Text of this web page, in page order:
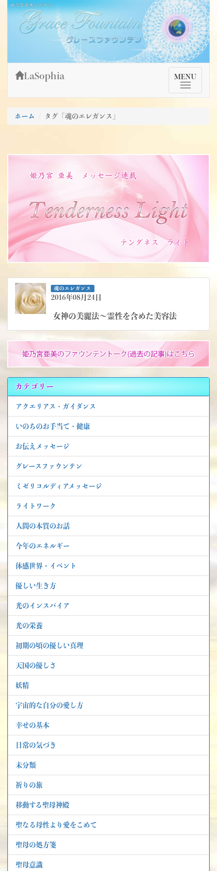
Skip
content
姫乃宮亜美公式サイト～Grace Fountain～
グレースファウンテン
TMenu
MENU
LaSophia
ホーム タグ「魂のエレガンス」
魂のエレガンス
2016年08月24日
女神の美麗法～霊性を含めた美容法
カテゴリー
アクエリアス・ガイダンス
いのちのお手当て・健康
お伝えメッセージ
グレースファウンテン
ミゼリコルディアメッセージ
ライトワーク
人間の本質のお話
今年のエネルギー
体感世界・イベント
優しい生き方
光のインスパイア
光の栄養
初期の頃の優しい真理
天国の優しさ
妖精
宇宙的な自分の愛し方
幸せの基本
日常の気づき
未分類
祈りの旅
移動する聖母神殿
聖なる母性より愛をこめて
聖母の処方箋
聖母意識